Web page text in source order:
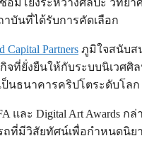
มโยงระหว่างศิลปะ วิทย
บันที่ได้รับการคัดเลือก
Capital Partners ภูมิใจสนับส
จที่ยั่งยืนให้กับระบบนิเวศศิ
ป็นธนาคารคริปโตระดับโลก
และ Digital Art
ที่มีวิสัยทัศน์เพื่อกำหนดนิย